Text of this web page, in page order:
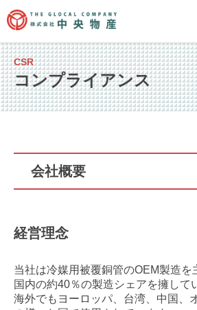
CSR
コンプライアンス
会社概要
経営理念
当社は冷媒用被覆銅管のOEM製造を
国内の約40％の製造シェアを擁して
海外でもヨーロッパ、台湾、中国、